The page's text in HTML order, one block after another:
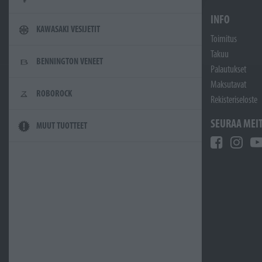
KAWASAKI VESIJETIT
BENNINGTON VENEET
ROBOROCK
MUUT TUOTTEET
INFO
Toimitus
Takuu
Palautukset
Maksutavat
Rekisteriseloste
SEURAA